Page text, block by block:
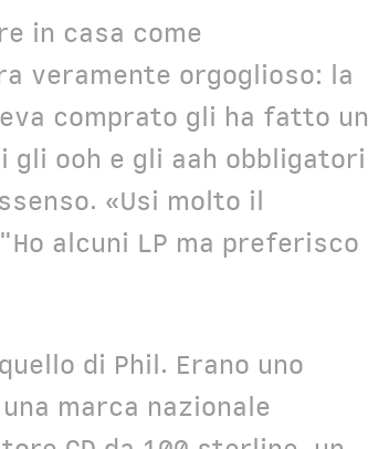
in casa come
veramente orgoglioso: la
comprato gli ha fatto un
ooh e gli aah obbligatori
«Usi molto il
alcuni LP ma preferisco
di Phil. Erano uno
marca nazionale